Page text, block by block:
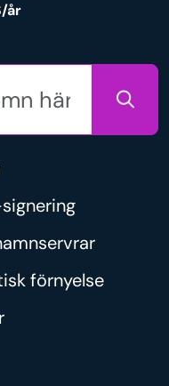
år
förnyelse